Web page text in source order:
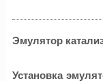
Эмулятор
Установка